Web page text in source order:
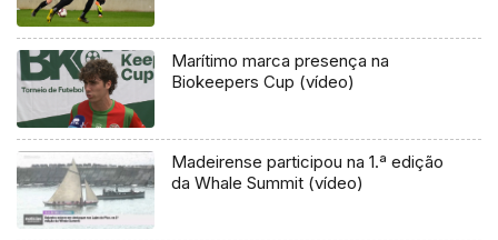
Marítimo marca presença na
Biokeepers Cup (vídeo)
Madeirense participou na 1.ª edição
da Whale Summit (vídeo)